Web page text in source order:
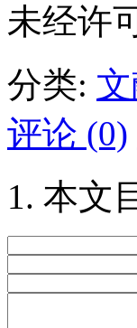
未经许
分类:
评论 (0)
本文